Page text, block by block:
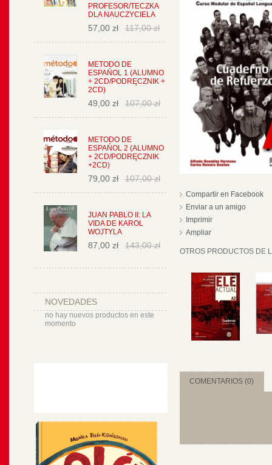
PROFESOR/TECZKA
DLA NAUCZYCIELA
57,00 zł 117,00 zł
METODO DE
ESPAŃOL 1 (ALUMNO
+ 2CD/PODRĘCZNIK +
2CD)
49,00 zł 107,00 zł
METODO DE
ESPAŃOL 2 (ALUMNO
+ 2CD/PODRĘCZNIK
+2CD)
79,00 zł 107,00 zł
JUAN PABLO II: LA
VIDA DE KAROL
WOJTYLA
87,00 zł 143,00 zł
NOVEDADES
no hay nuevos productos en este
momento
Compartir en Facebook
Enviar a un amigo
Imprimir
Ampliar
OTROS PRODUCTOS DE
COMENTARIOS (0)